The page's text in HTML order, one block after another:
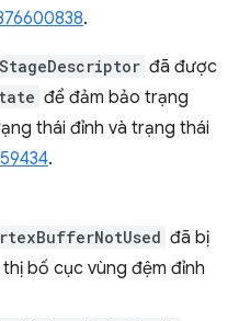
.
đã được
để đảm bảo trạng
thái đỉnh và trạng thái
.
đã bị
bố cục vùng đệm đỉnh